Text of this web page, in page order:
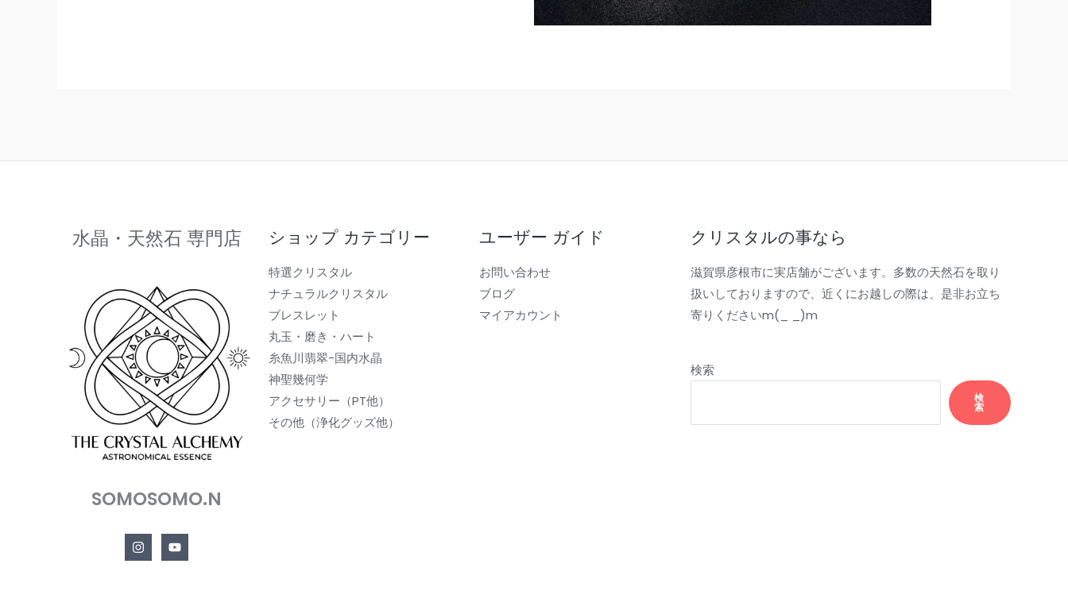
水晶・天然石 専門店
SOMOSOMO.N
ショップ カテゴリー
特選クリスタル
ナチュラルクリスタル
ブレスレット
丸玉・磨き・ハート
糸魚川翡翠-国内水晶
神聖幾何学
アクセサリー（PT他）
その他（浄化グッズ他）
ユーザー ガイド
お問い合わせ
ブログ
マイアカウント
クリスタルの事なら
滋賀県彦根市に実店舗がございます。多数の天然石を取り
扱いしておりますので、近くにお越しの際は、是非お立ち
寄りくださいm(_ _)m
検索
検
索